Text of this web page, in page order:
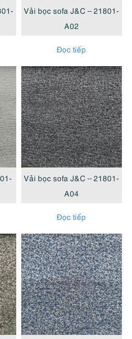
Vải bọc sofa J&C – 21801-
A02
Đọc tiếp
Vải bọc sofa J&C – 21801-
A04
Đọc tiếp